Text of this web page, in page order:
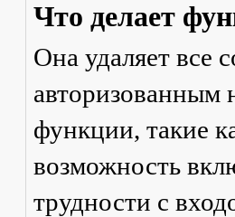
Что делает
Она удаляет все
авторизованным
функции, такие
возможность
трудности с